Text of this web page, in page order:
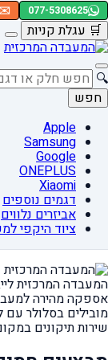
077-5308625
✉️
🛒 עגלת קניות
🔍
חפש
Apple
Samsung
Google
ONEPLUS
Xiaomi
דגמים נוספים
אביזרים נלווים
ציוד היקפי
המעבדה המרכזית
אספקה מהירה
מובילים בסלולר עם למעלה
שירות תיקונים